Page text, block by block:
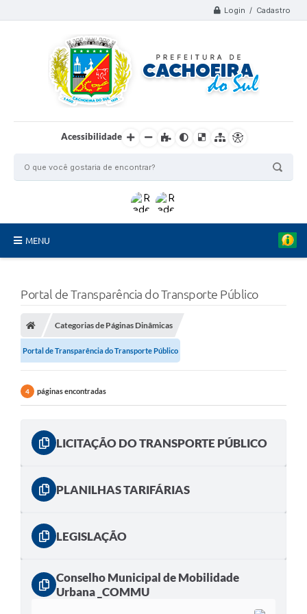
Login / Cadastro
Acessibilidade
MENU
Telefones
Conselhos Municipais
Carta de Serviços
Diário Oficial
Turismo
Eventos
Legislação
Galeria de Fotos
A Prefeitura
Portal de Transparência do Transporte Público
Categorias de Páginas Dinâmicas
Portal de Transparência do Transporte Público
4 páginas encontradas
LICITAÇÃO DO TRANSPORTE PÚBLICO
PLANILHAS TARIFÁRIAS
LEGISLAÇÃO
Conselho Municipal de Mobilidade
Urbana _COMMU